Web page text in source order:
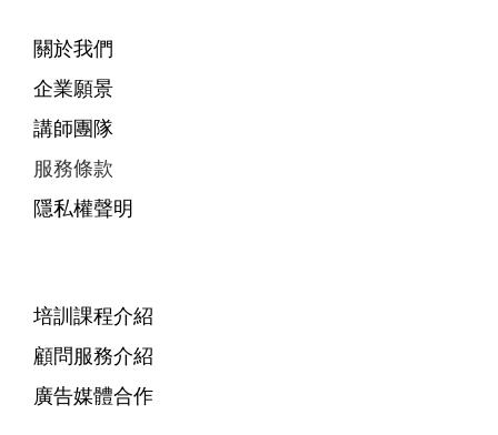
關於我們
企業願景
講師團隊
服務條款
隱私權聲明
培訓課程介紹
顧問服務介紹
廣告媒體合作